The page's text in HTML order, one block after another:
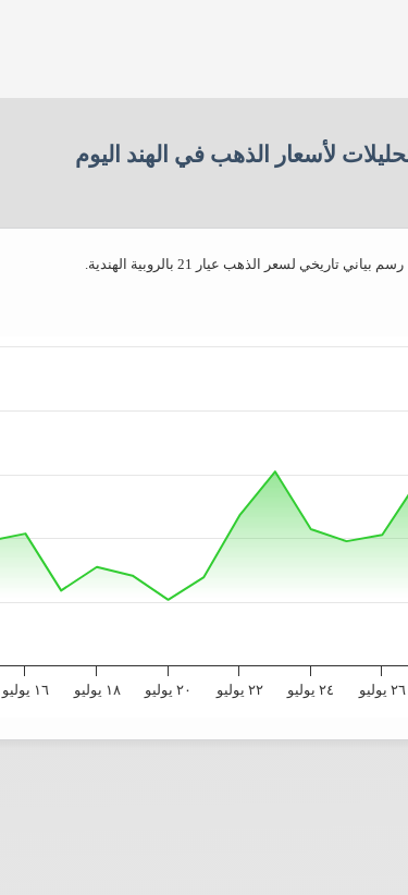
لأسعار الذهب في الهند اليوم​
رسم بياني تاريخي لسعر الذهب عيار 21 بالروبية الهندية.
The chart has 1 X axis displaying
The chart
١٦ يوليو ١٨ يوليو ٢٠ يوليو ٢٢ يوليو ٢٤ يوليو ٢٦ يوليو